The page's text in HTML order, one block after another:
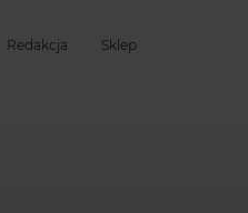
Redakcja Sklep